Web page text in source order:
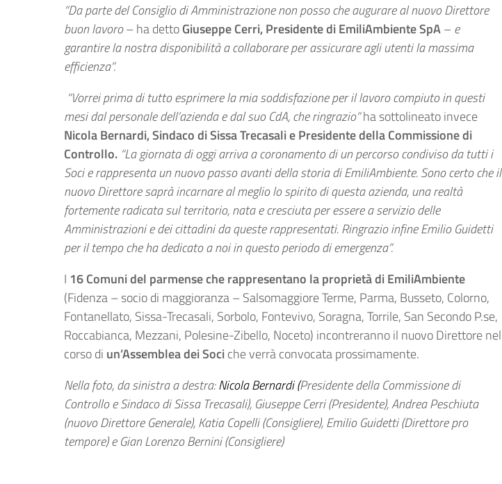
“Da parte del Consiglio di Amministrazione non posso che augurare al nuovo Direttore
buon lavoro– ha dettoGiuseppe Cerri, Presidente di EmiliAmbiente SpA– e
garantire la nostra disponibilità a collaborare per assicurare agli utenti la massima
efficienza”.
“Vorrei prima di tutto esprimere la mia soddisfazione per il lavoro compiuto in questi
mesi dal personale dell’azienda e dal suo CdA, che ringrazio”ha sottolineato invece
Nicola Bernardi, Sindaco di Sissa Trecasali e Presidente della Commissione di
Controllo. “La giornata di oggi arriva a coronamento di un percorso condiviso da tutti i
Soci e rappresenta un nuovo passo avanti della storia di EmiliAmbiente. Sono certo che il
nuovo Direttore saprà incarnare al meglio lo spirito di questa azienda, una realtà
fortemente radicata sul territorio, nata e cresciuta per essere a servizio delle
Amministrazioni e dei cittadini da queste rappresentati. Ringrazio infine Emilio Guidetti
per il tempo che ha dedicato a noi in questo periodo di emergenza”.
I 16 Comuni del parmense che rappresentano la proprietà di EmiliAmbiente
(Fidenza – socio di maggioranza – Salsomaggiore Terme, Parma, Busseto, Colorno,
Fontanellato, Sissa-Trecasali, Sorbolo, Fontevivo, Soragna, Torrile, San Secondo P.se,
Roccabianca, Mezzani, Polesine-Zibello, Noceto) incontreranno il nuovo Direttore nel
corso di un’Assemblea dei Sociche verrà convocata prossimamente.
Nella foto, da sinistra a destra:Nicola Bernardi (Presidente della Commissione di
Controllo e Sindaco di Sissa Trecasali), Giuseppe Cerri (Presidente), Andrea Peschiuta
(nuovo Direttore Generale), Katia Copelli (Consigliere), Emilio Guidetti (Direttore pro
tempore) e Gian Lorenzo Bernini (Consigliere)